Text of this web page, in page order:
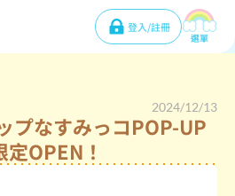
登入/註冊
選單
2024/12/13
プなすみっコPOP-UP
OPEN！